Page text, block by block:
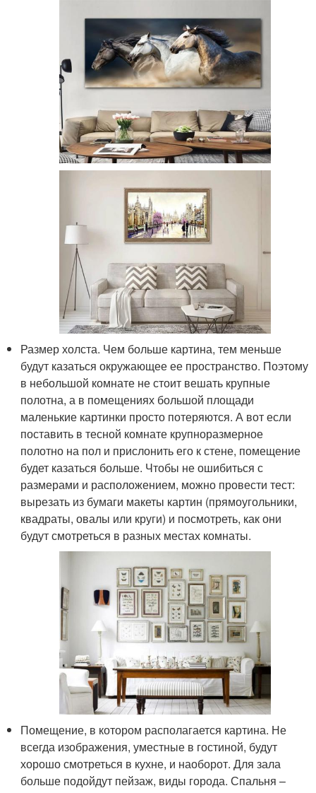
Размер холста. Чем больше картина, тем меньше
будут казаться окружающее ее пространство. Поэтому
в небольшой комнате не стоит вешать крупные
полотна, а в помещениях большой площади
маленькие картинки просто потеряются. А вот если
поставить в тесной комнате крупноразмерное
полотно на пол и прислонить его к стене, помещение
будет казаться больше. Чтобы не ошибиться с
размерами и расположением, можно провести тест:
вырезать из бумаги макеты картин (прямоугольники,
квадраты, овалы или круги) и посмотреть, как они
будут смотреться в разных местах комнаты.
Помещение, в котором располагается картина. Не
всегда изображения, уместные в гостиной, будут
хорошо смотреться в кухне, и наоборот. Для зала
больше подойдут пейзаж, виды города. Спальня –